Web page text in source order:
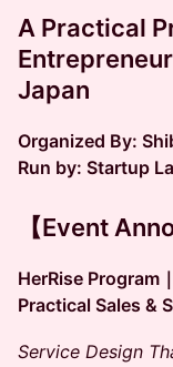
A Practical
Japan
Organized By:
Run by: Startup
【Event
HerRise Program
Practical Sales &
Service Design